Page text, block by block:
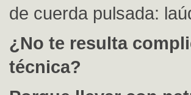
de cuerda pulsada:
¿No te resulta
técnica?